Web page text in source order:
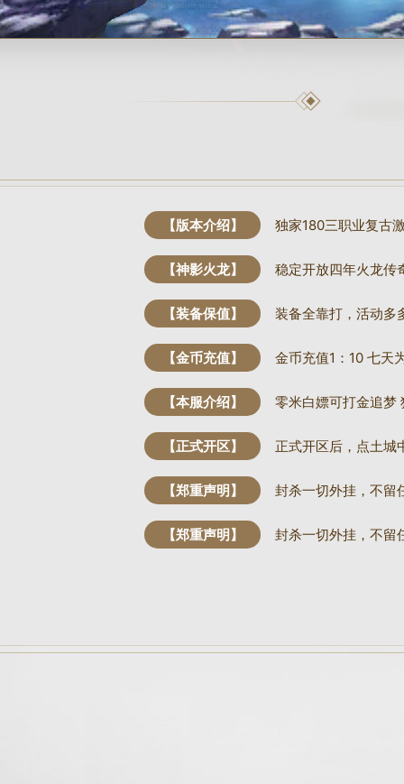
【版本介绍】 独家180三职业复古
【神影火龙】 稳定开放四年火龙传
【装备保值】 装备全靠打，活动多
【金币充值】 金币充值1：10 七天
【本服介绍】 零米白嫖可打金追梦
【正式开区】 正式开区后，点土城
【郑重声明】 封杀一切外挂，不留
【郑重声明】 封杀一切外挂，不留